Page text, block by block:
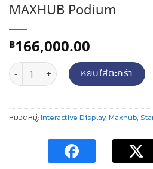
MAXHUB Podium
฿166,000.00
จำนวน MAXHUB Podium ชิ้น
หยิบใส่ตะกร้า
หมวดหมู่:Interactive Display, Maxhub,